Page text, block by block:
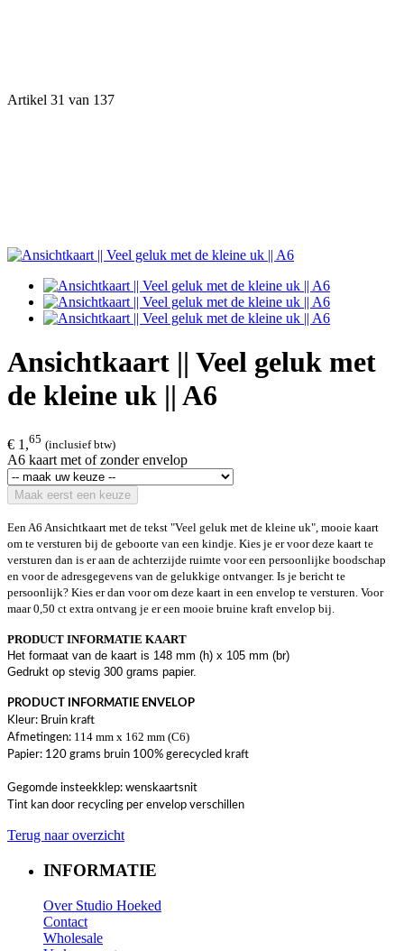
Artikel 31 van 137
Ansichtkaart || Veel geluk met
de kleine uk || A6
€ 1, 65 (inclusief btw)
A6 kaart met of zonder envelop
Maak eerst een keuze
Een A6 Ansichtkaart met de tekst "Veel geluk met de kleine uk", mooie kaart
om te versturen bij de geboorte van een kindje. Kies je er voor deze kaart te
versturen dan is er aan de achterzijde ruimte voor een persoonlijke boodschap
en voor de adresgegevens van de gelukkige ontvanger. Is je bericht te
persoonlijk? Kies er dan voor om deze kaart in een envelop te versturen. Voor
maar 0,50 ct extra ontvang je er een mooie bruine kraft envelop bij.
PRODUCT INFORMATIE KAART
Het formaat van de kaart is 148 mm (h) x 105 mm (br)
Gedrukt op stevig 300 grams papier.
PRODUCT INFORMATIE ENVELOP
Kleur: Bruin kraft
Afmetingen: 114 mm x 162 mm (C6)
Papier: 120 grams bruin 100% gerecycled kraft
Gegomde insteekklep: wenskaartsnit
​Tint kan door recycling per envelop verschillen
Terug naar overzicht
INFORMATIE
Over Studio Hoeked
Contact
Wholesale